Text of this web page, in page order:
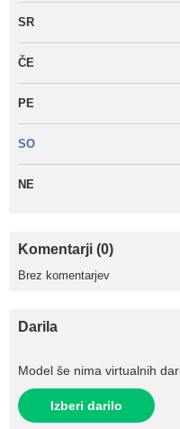
SR
ČE
PE
SO
NE
Komentarji (0)
Brez komentarjev
Darila
Model še nima virtualnih
Izberi darilo